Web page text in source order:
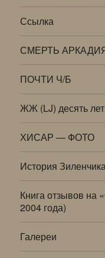
Ссылка
СМЕРТЬ
ПОЧТИ Ч/Б
ЖЖ (LJ) десять
ХИСАР — ФОТО
История
Книга отзывов на
2004 года)
Галереи